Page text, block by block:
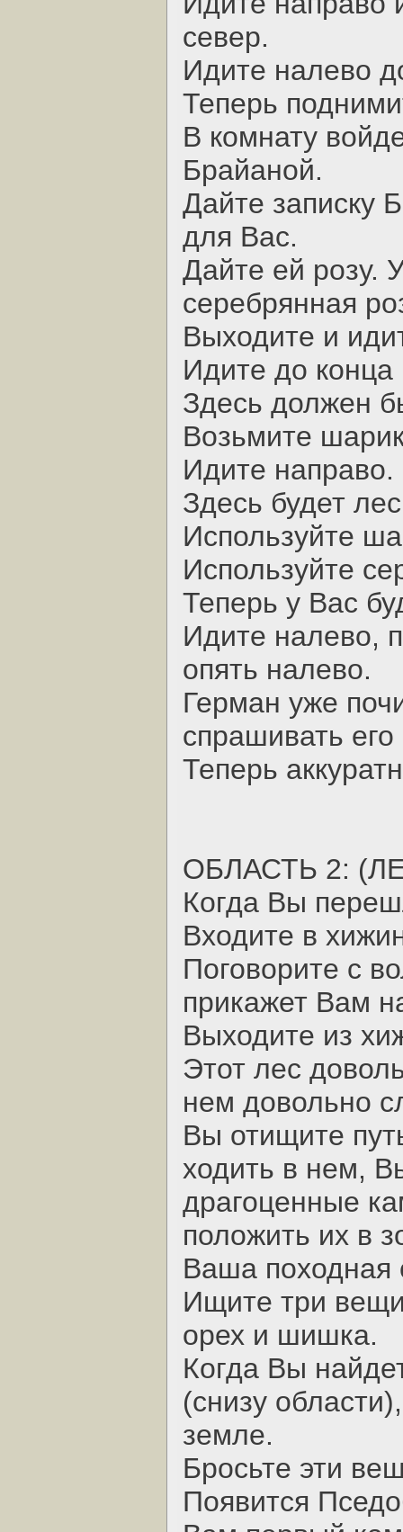
север.
Идите налево
Теперь
В комнату
Брайаной.
Дайте записку
для Вас.
Дайте ей розу.
серебрянная
Выходите и
Идите до конца
Здесь должен
Возьмите
Идите направо.
Здесь будет
Используйте
Используйте
Теперь у Вас
Идите налево,
опять налево.
Герман уже
спрашивать
Теперь
ОБЛАСТЬ 2:
Когда Вы
Входите в
Поговорите с
прикажет Вам
Выходите из
Этот лес
нем довольно
Вы отищите
ходить в нем,
драгоценные
положить их в
Ваша походная
Ищите три
орех и шишка.
Когда Вы
(cнизу
земле.
Бросьте эти
Появится